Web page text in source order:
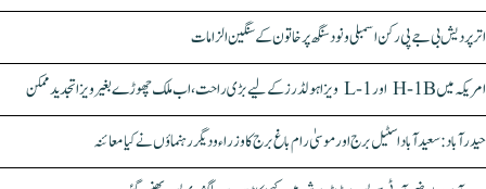
اتر پردیش بی جے پی رکن اسمبلی ونود سنگھ پر خاتون کے سنگین الزامات
امریکہ میں H-1B اور L-1 ویزا ہولڈرز کے لیے بڑی راحت، اب ملک چھوڑے بغیر ویزا تجدید ممکن
حیدرآباد: سعیدآباد اسٹیل برج اور موسیٰ رام باغ برج کا وزراء و دیگر رہنماؤں نے کیا معائنہ